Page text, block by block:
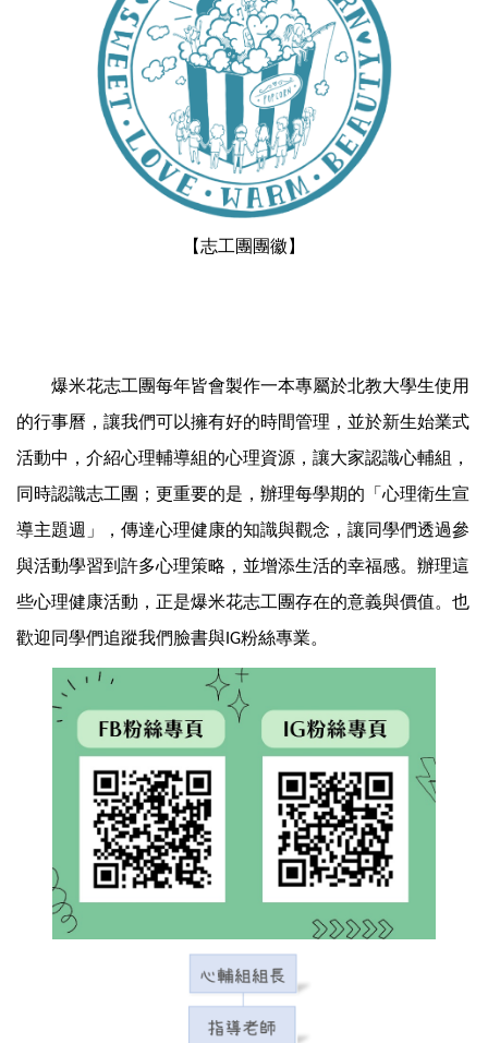
【志工團團徽】
爆米花志工團每年皆會製作一本專屬於北教大學生使用
的行事曆，讓我們可以擁有好的時間管理，並於新生始業式
活動中，介紹心理輔導組的心理資源，讓大家認識心輔組，
同時認識志工團；更重要的是，辦理每學期的「心理衛生宣
導主題週」，傳達心理健康的知識與觀念，讓同學們透過參
與活動學習到許多心理策略，並增添生活的幸福感。辦理這
些心理健康活動，正是爆米花志工團存在的意義與價值。也
歡迎同學們追蹤我們臉書與 IG粉絲專業。